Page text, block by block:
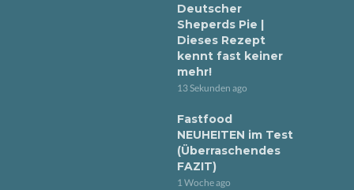
Deutscher
Sheperds Pie |
Dieses Rezept
kennt fast keiner
mehr!
13 Sekunden ago
Fastfood
NEUHEITEN im Test
(Überraschendes
FAZIT)
1 Woche ago